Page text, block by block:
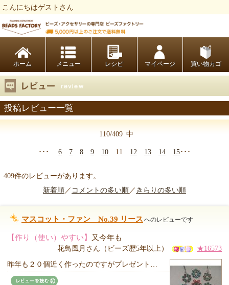
こんにちはゲストさん
ホーム レシピ マイページ 買い物カゴ
投稿レビュー一覧
110/409 中
･･･ 6 7 8 9 10 11 12 13 14 15･･･
409件のレビューがあります。
新着順／ コメントの多い順／ きらりの多い順
マスコット・ファン No.39 リース へのレビューです
【作り（使い）やすい】 又今年も
花鳥風月さん（ビーズ歴5年以上） ★16573
昨年も２０個近く作ったのですがプレゼント…